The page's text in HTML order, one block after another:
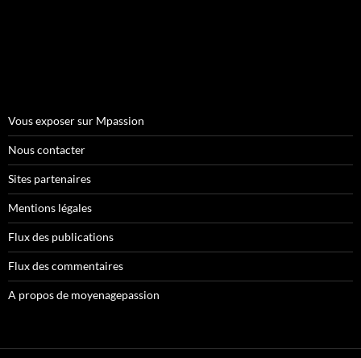
Vous exposer sur Mpassion
Nous contacter
Sites partenaires
Mentions légales
Flux des publications
Flux des commentaires
A propos de moyenagepassion